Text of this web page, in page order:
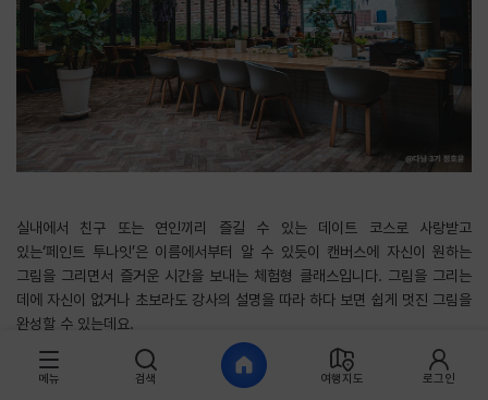
실내에서 친구 또는 연인끼리 즐길 수 있는 데이트 코스로 사랑받고
있는‘페인트 투나잇’은 이름에서부터 알 수 있듯이 캔버스에 자신이 원하는
그림을 그리면서 즐거운 시간을 보내는 체험형 클래스입니다. 그림을 그리는
데에 자신이 없거나 초보라도 강사의 설명을 따라 하다 보면 쉽게 멋진 그림을
완성할 수 있는데요.
메뉴 검색 여행지도 로그인